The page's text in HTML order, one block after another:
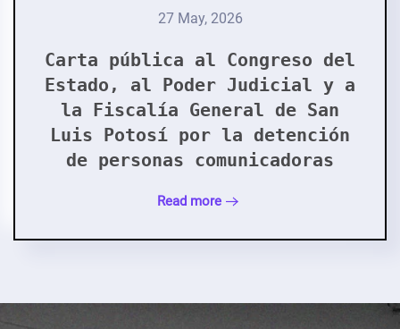
27 May, 2026
Carta pública al Congreso del
Estado, al Poder Judicial y a
la Fiscalía General de San
Luis Potosí por la detención
de personas comunicadoras
Read more